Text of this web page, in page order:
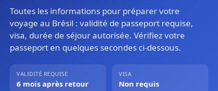
Toutes les informations pour préparer votre
voyage au Brésil : validité de passeport requise,
visa, durée de séjour autorisée. Vérifiez votre
passeport en quelques secondes ci-dessous.
VALIDITÉ REQUISE
6 mois après retour
VISA
Non requis